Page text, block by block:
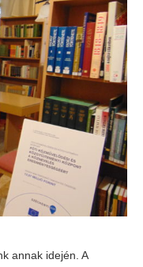
annak idején. A